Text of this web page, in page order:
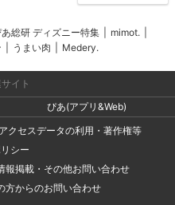
総研 ディズニー特集 mimot.
うまい肉 Medery.
イト
ぴあ(アプリ&Web)
アクセスデータの利用・著作権等
シー
報掲載・その他お問い合わせ
方からのお問い合わせ